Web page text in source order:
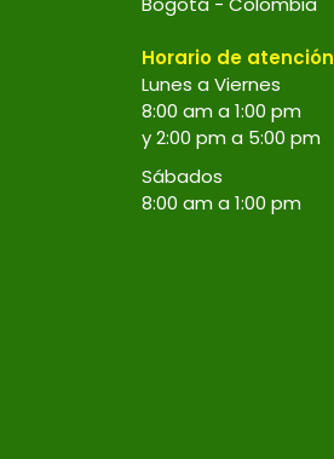
Horario de atención
Lunes a Viernes
8:00 am a 1:00 pm
y 2:00 pm a 5:00 pm
Sábados
8:00 am a 1:00 pm